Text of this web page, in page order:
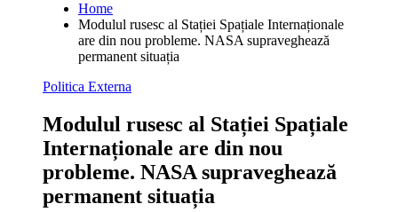
Home
Modulul rusesc al Stației Spațiale Internaționale
are din nou probleme. NASA supraveghează
permanent situația
Politica Externa
Modulul rusesc al Stației Spațiale
Internaționale are din nou
probleme. NASA supraveghează
permanent situația